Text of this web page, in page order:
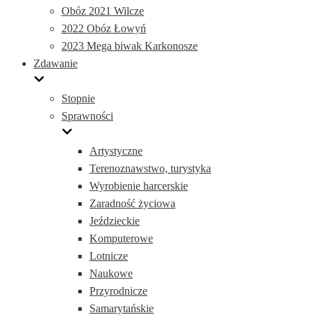
Obóz 2021 Wilcze
2022 Obóz Łowyń
2023 Mega biwak Karkonosze
Zdawanie
Stopnie
Sprawności
Artystyczne
Terenoznawstwo, turystyka
Wyrobienie harcerskie
Zaradność życiowa
Jeździeckie
Komputerowe
Lotnicze
Naukowe
Przyrodnicze
Samarytańskie